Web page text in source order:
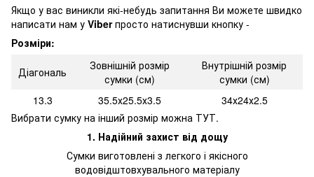
Якщо у вас виникли які-небудь запитання Ви можете швидко
написати нам у Viberпросто натиснувши кнопку -
Розміри:
Діагональ
Зовнішній розмір
сумки (см)
Внутрішній розмір
сумки (см)
13.3
35.5х25.5х3.5
34х24х2.5
Вибрати сумку на інший розмір можна ТУТ.
1. Надійний захист від дощу
Сумки виготовлені з легкого і якісного
водовідштовхувального матеріалу